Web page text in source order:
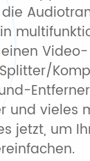
Video-
und vieles
jetzt, um